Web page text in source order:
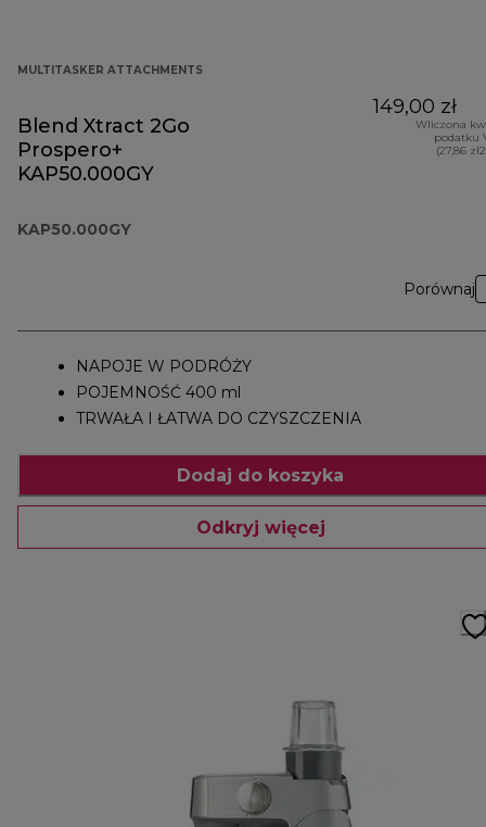
MULTITASKER ATTACHMENTS
Blend Xtract 2Go
Prospero+
KAP50.000GY
KAP50.000GY
149,00 zł
Wliczona
podatku
(27,86
Porównaj
NAPOJE W PODRÓŻY
POJEMNOŚĆ 400 ml
TRWAŁA I ŁATWA DO CZYSZCZENIA
Dodaj do koszyka
Odkryj więcej